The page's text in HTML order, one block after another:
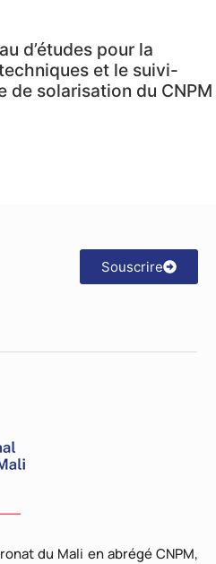
d’études pour la
et le suivi-
de solarisation du CNPM
Souscrire
du Mali en abrégé CNPM,